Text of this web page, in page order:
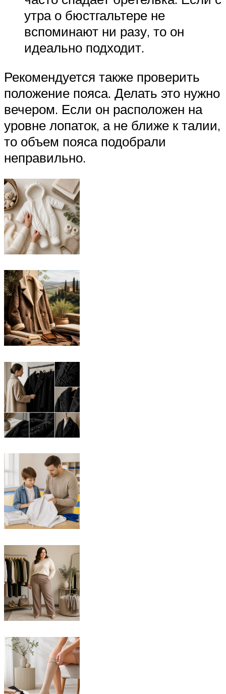
утра о бюстгальтере не
вспоминают ни разу, то он
идеально подходит.
Рекомендуется также проверить
положение пояса. Делать это нужно
вечером. Если он расположен на
уровне лопаток, а не ближе к талии,
то объем пояса подобрали
неправильно.